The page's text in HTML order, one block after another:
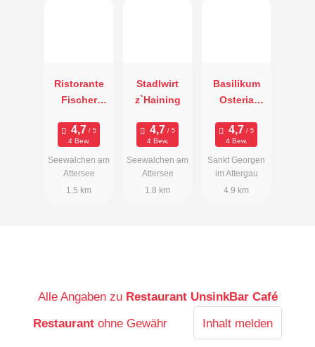
Ristorante
Fischer
Michele"
4 Bew.
Seewalchen am
Attersee
1.5 km
Stadlwirt
z`Haining
4 Bew.
Seewalchen am
Attersee
1.8 km
Basilikum
Osteria
4 Bew.
Sankt Georgen
im Attergau
4.9 km
Alle Angaben zu Restaurant UnsinkBar Café
Restaurant ohne Gewähr Inhalt melden